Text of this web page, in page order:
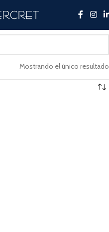
Mostrando el único resultado